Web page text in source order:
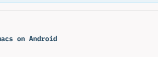
on Android